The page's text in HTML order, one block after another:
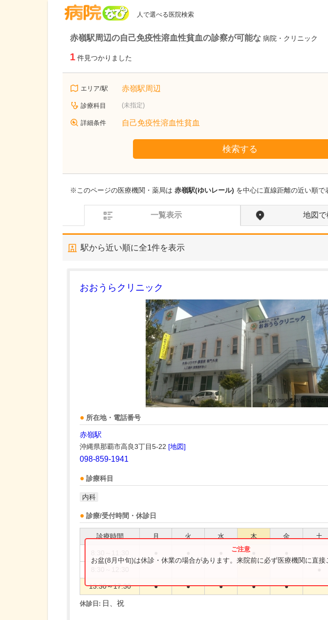
人で選べる医院検索
赤嶺駅周辺の自己免疫性溶血性貧血の診察が可能な 病院・クリニック
1 件見つかりました
エリア/駅 赤嶺駅周辺
診療科目 (未指定)
詳細条件 自己免疫性溶血性貧血
検索する
※このページの医療機関・薬局は 赤嶺駅(ゆいレール) を中心に直線距離の近い順で
一覧表示 地図で
駅から近い順に全1件を表示
おおうらクリニック
所在地・電話番号
赤嶺駅
沖縄県那覇市高良3丁目5-22 [地図]
098-859-1941
診療科目
内科
診療/受付時間・休診日
診療時間 月 火 水 木 金 土
13:30～17:30 ● ● ● ● ●
お盆(8月中旬)は休診・休業の場合があります。来院前に必ず医療機関に直接
休診日: 日、祝
沖縄県那覇市
一銀内科胃腸科
内視鏡検査は
患者さんの年齢
があり、大腸ポリ
あった方は大腸が
ス…